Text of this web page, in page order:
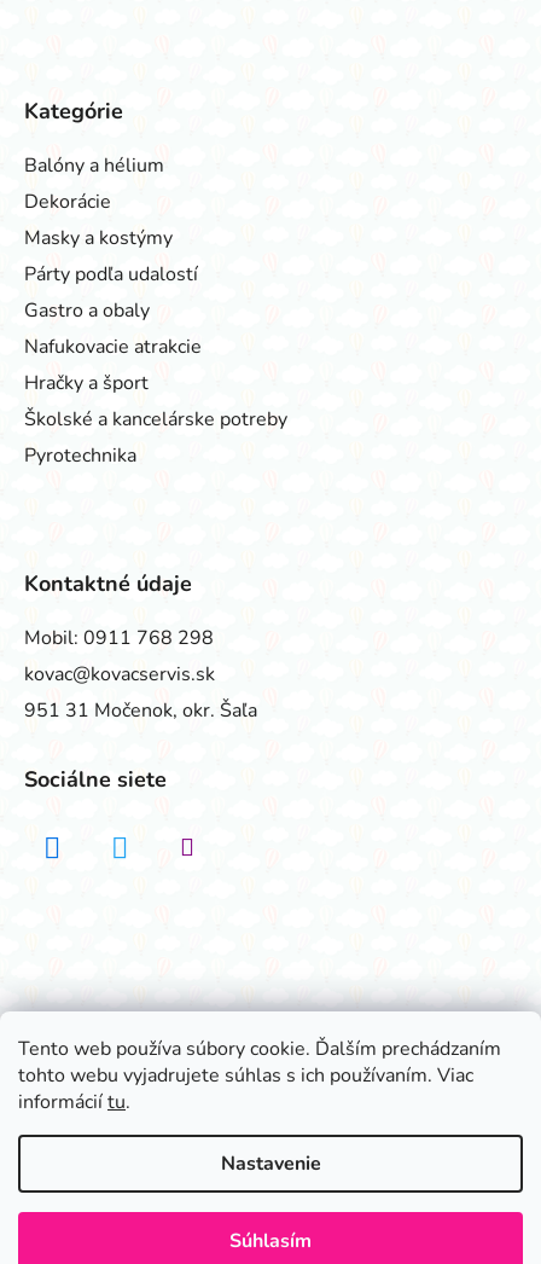
Tento web používa súbory cookie. Ďalším prechádzaním
tohto webu vyjadrujete súhlas s ich používaním. Viac
informáciítu.
Nastavenie
Súhlasím
Kategórie
Balóny a hélium
Dekorácie
Masky a kostýmy
Párty podľa udalostí
Gastro a obaly
Nafukovacie atrakcie
Hračky a šport
Školské a kancelárske potreby
Pyrotechnika
Kontaktné údaje
Mobil: 0911 768 298
kovac@kovacservis.sk
951 31 Močenok, okr. Šaľa
Sociálne siete
vyhradené.